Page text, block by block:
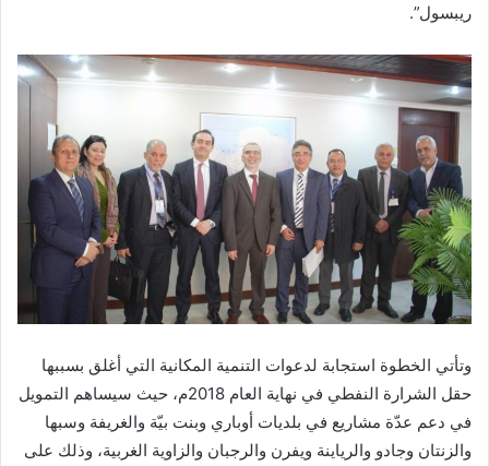
ريبسول”.
وتأتي الخطوة استجابة لدعوات التنمية المكانية التي أغلق بسببها
حقل الشرارة النفطي في نهاية العام 2018م، حيث سيساهم التمويل
في دعم عدّة مشاريع في بلديات أوباري وبنت بيّة والغريفة وسبها
والزنتان وجادو والرياينة ويفرن والرجبان والزاوية الغربية، وذلك على